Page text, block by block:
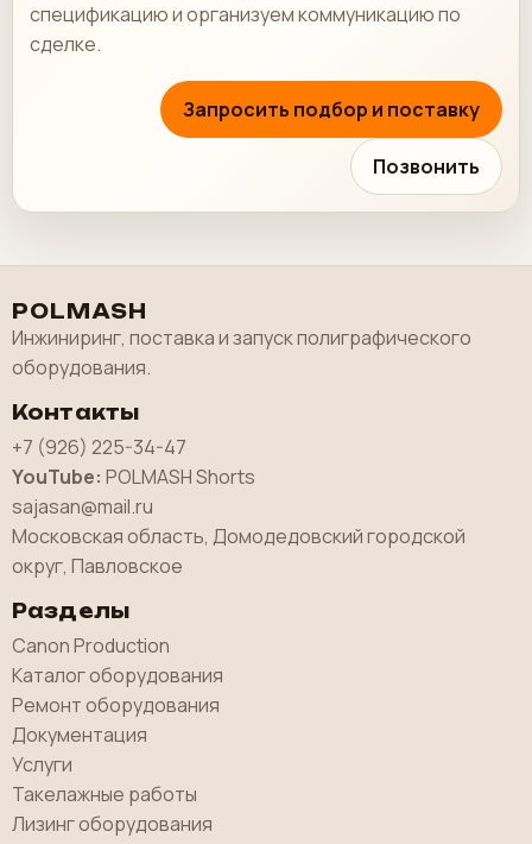
спецификацию и организуем коммуникацию по
сделке.
Запросить подбор и поставку
Позвонить
POLMASH
Инжиниринг, поставка и запуск полиграфического
оборудования.
Контакты
+7 (926) 225-34-47
YouTube: POLMASH Shorts
sajasan@mail.ru
Московская область, Домодедовский городской
округ, Павловское
Разделы
Canon Production
Каталог оборудования
Ремонт оборудования
Документация
Услуги
Такелажные работы
Лизинг оборудования